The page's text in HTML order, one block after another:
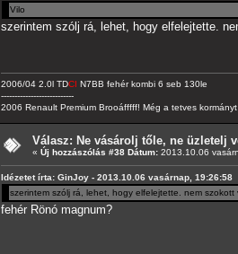
Vilo
szerintem szólj rá, lehet, hogy elfelejtette.
2006/04 2.0l TDCI N7BB fehér kombi 6 seb 130le
---------------------------
2006 Renault Premium Brooáfffff! Még a tetves
Válasz: Ne vásárolj tőle, ne üzletelj
« Új hozzászólás #38 Dátum: 2013.10.06
Idézetet írta: GinJoy - 2013.10.06 vasárnap, 19:26:58
szerintem szólj rá, lehet, hogy elfelejtette. nem szokott
fehér Rönó magnum?